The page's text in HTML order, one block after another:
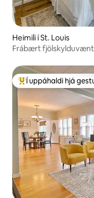
Heimili í St. Louis
Frábært fjölskylduvænt
Í mestu uppáhaldi hjá
Í uppáhaldi hjá